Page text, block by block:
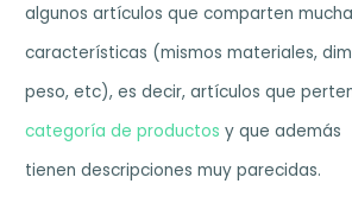
algunos artículos que comparten
características (mismos materiales,
peso, etc), es decir, artículos que
categoría de productos y que además
tienen descripciones muy parecidas.